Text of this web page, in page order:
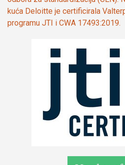
kuća Deloitte je certificirala
programu JTI i CWA 17493:2019.